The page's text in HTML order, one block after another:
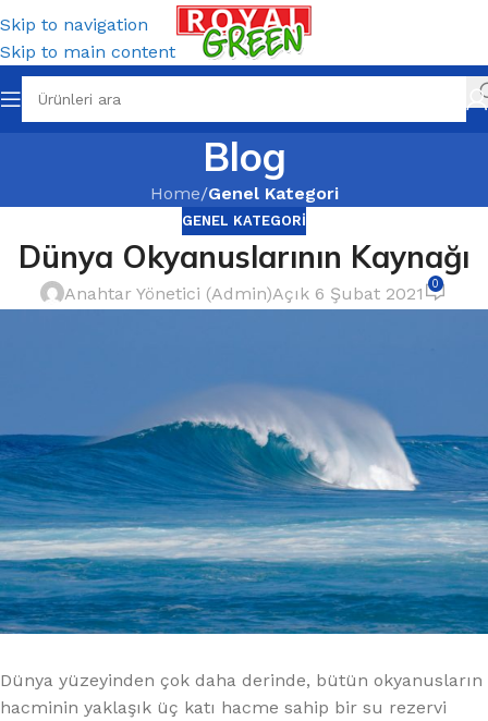
Skip to navigation
Skip to main content
Blog
Home/Genel Kategori
GENEL KATEGORI
Dünya Okyanuslarının Kaynağı
Anahtar Yönetici (Admin)Açık 6 Şubat 2021 0
Dünya yüzeyinden çok daha derinde, bütün okyanusların
hacminin yaklaşık üç katı hacme sahip bir su rezervi